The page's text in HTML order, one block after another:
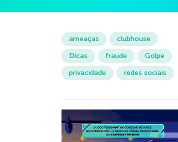
ameaças
clubhouse
Dicas
fraude
Golpe
privacidade
redes sociais